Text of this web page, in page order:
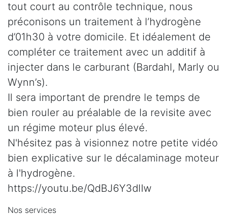
tout court au contrôle technique, nous
préconisons un traitement à l’hydrogène
d’01h30 à votre domicile. Et idéalement de
compléter ce traitement avec un additif à
injecter dans le carburant (Bardahl, Marly ou
Wynn’s).
Il sera important de prendre le temps de
bien rouler au préalable de la revisite avec
un régime moteur plus élevé.
N'hésitez pas à visionnez notre petite vidéo
bien explicative sur le décalaminage moteur
à l'hydrogène.
https://youtu.be/QdBJ6Y3dlIw
Nos services